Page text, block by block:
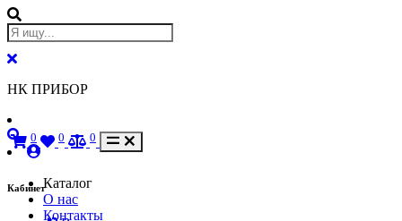
НК ПРИБОР
Кабинет
0 0 0
Каталог
О нас
Контакты